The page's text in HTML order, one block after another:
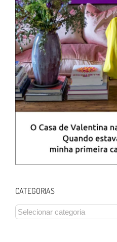
CATEGORIAS
CATEGORIAS